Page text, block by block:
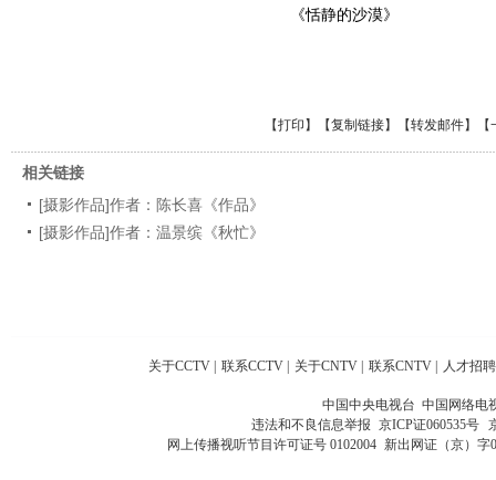
《恬静的沙漠》
【打印 】【复制链接】【转发邮件】
相关链接
[摄影作品]作者：陈长喜《作品》
[摄影作品]作者：温景缤《秋忙》
关于CCTV 联系CCTV 关于CNTV 联系CNTV 人才招聘
中国中央电视台 中国网络电
违法和不良信息举报 京ICP证060535号
网上传播视听节目许可证号 0102004 新出网证（京）